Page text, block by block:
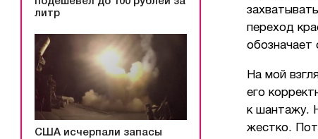
литр
США исчерпали запасы
переход
обозначает
На мой
его
к шантажу.
жестко.